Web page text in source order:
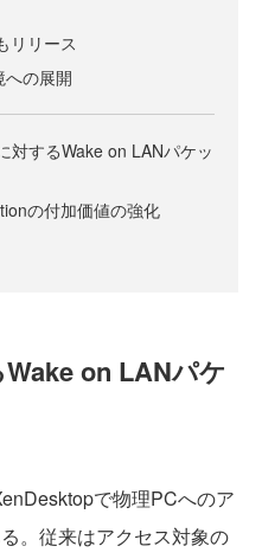
リリース
への展開
対するWake on LANパケッ
の付加価値の強化
on LANパケ
で物理PCへのア
。従来はアクセス対象の